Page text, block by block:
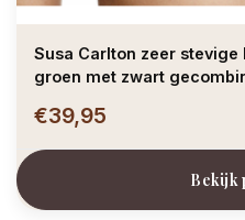
Susa Carlton zeer
groen met zwart
€39,95
Bekijk